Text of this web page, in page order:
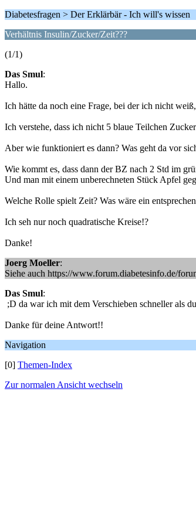
Diabetesfragen > Der Erklärbär - Ich will's wissen
Verhältnis Insulin/Zucker/Zeit???
(1/1)
Das Smul:
Hallo.
Ich hätte da noch eine Frage, bei der ich nicht
Ich verstehe, dass ich nicht 5 blaue Teilchen
Aber wie funktioniert es dann? Was geht da vor
Wie kommt es, dass dann der BZ nach 2 Std im
Und man mit einem unberechneten Stück Apfel
Welche Rolle spielt Zeit? Was wäre ein
Ich seh nur noch quadratische Kreise!?
Danke!
Joerg Moeller:
Siehe auch https://www.forum.diabetesinfo.de/
Das Smul:
;D da war ich mit dem Verschieben schneller als
Danke für deine Antwort!!
Navigation
[0] Themen-Index
Zur normalen Ansicht wechseln